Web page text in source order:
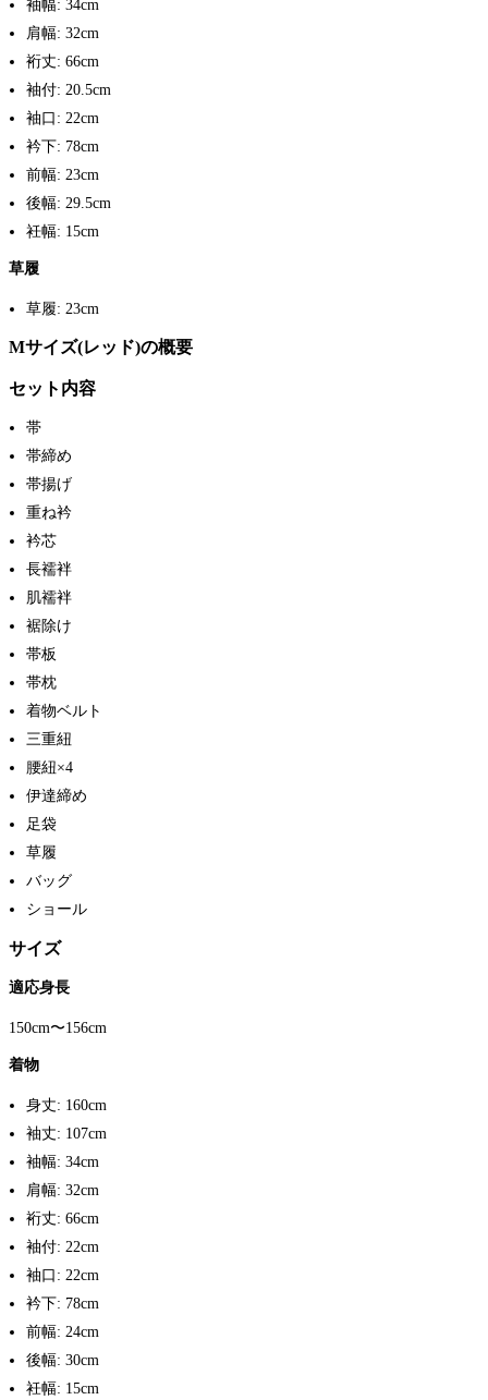
袖幅: 34cm
肩幅: 32cm
裄丈: 66cm
袖付: 20.5cm
袖口: 22cm
衿下: 78cm
前幅: 23cm
後幅: 29.5cm
衽幅: 15cm
草履
草履: 23cm
Mサイズ(レッド)の概要
セット内容
帯
帯締め
帯揚げ
重ね衿
衿芯
長襦袢
肌襦袢
裾除け
帯板
帯枕
着物ベルト
三重紐
腰紐×4
伊達締め
足袋
草履
バッグ
ショール
サイズ
適応身長
150cm〜156cm
着物
身丈: 160cm
袖丈: 107cm
袖幅: 34cm
肩幅: 32cm
裄丈: 66cm
袖付: 22cm
袖口: 22cm
衿下: 78cm
前幅: 24cm
後幅: 30cm
衽幅: 15cm